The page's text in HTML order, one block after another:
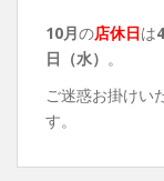
10月の店休日は
日（水） 。
ご迷惑お掛けい
す。